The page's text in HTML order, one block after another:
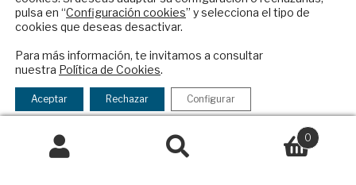
Condiciones generales de contratación
Colaboraciones
Publicidad
Contacto
Política Exterior
Informe Semanal de Política Exterior
Afkar/Ideas
Buscar
0
pulsa en “Configuración cookies” y selecciona el tipo de
cookies que deseas desactivar.
Para más información, te invitamos a consultar
nuestra Política de Cookies.
Aceptar Rechazar Configurar
Checkbox
acepto
la
política
de
política de privacidad